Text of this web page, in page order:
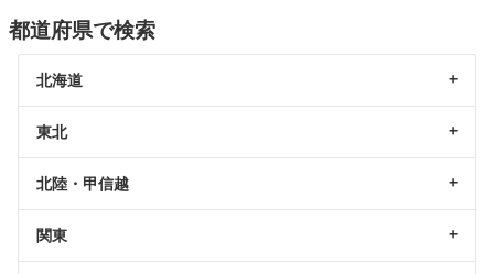
都道府県で検索
北海道
東北
北陸・甲信越
関東